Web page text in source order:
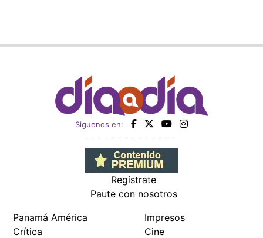
Siguenos en:
Regístrate
Paute con nosotros
Panamá América
Crítica
Impresos
Cine